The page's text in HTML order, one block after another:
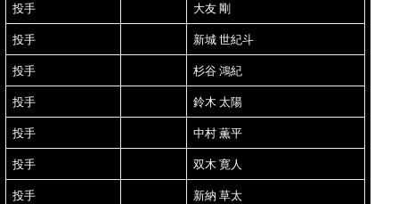
投手 大友 剛
投手 新城 世紀斗
投手 杉谷 鴻紀
投手 鈴木 太陽
投手 中村 薫平
投手 双木 寛人
投手 新納 草太